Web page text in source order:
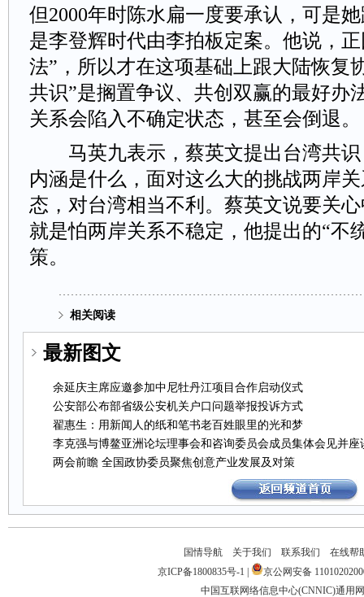
但2000年时陈水扁一度要承认，可是
是李登辉时代由李拍板定案。他说，
法”，所以才在这项基础上跟大陆恢复
共识”是搁置争议、共创双赢的最好办
关系会陷入不确定状态，甚至会倒退。
马英九表示，蔡英文提出台湾共识
内涵是什么，面对这么大的挑战两岸
态，对台湾相当不利。蔡英文说要关
就是怕两岸关系不稳定，他提出的“不
策。
相关阅读
最新图文
余延庆主席应邀参加中尼牡丹江项目合作启动仪式
公安部公布部省级公安机关户口问题举报投诉方式
翟惠生：用新闻人的纸和笔书老百姓眼里的光和梦
李克强与博鳌亚洲论坛理事会和咨询委员会成员集体会见并座
两会前瞻全国政协委员聚焦创意产业发展及对策
国情导航 关于我们 联系我们
在线帮
京ICP备1800835号-1
京公网安备
中国互联网络信息中心(CNNIC)通用